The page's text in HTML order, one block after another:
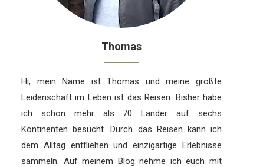
Thomas
Hi, mein Name ist Thomas und meine größte
Leidenschaft im Leben ist das Reisen. Bisher habe
ich schon mehr als 70 Länder auf sechs
Kontinenten besucht. Durch das Reisen kann ich
dem Alltag entfliehen und einzigartige Erlebnisse
sammeln. Auf meinem Blog nehme ich euch mit